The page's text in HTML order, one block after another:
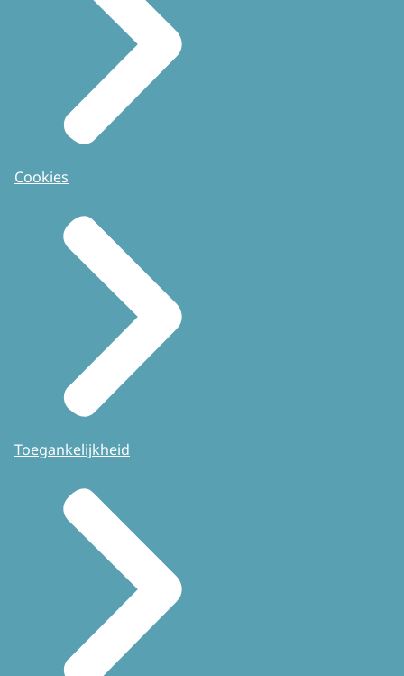
Cookies
Toegankelijkheid